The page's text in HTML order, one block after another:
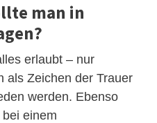
man in
erlaubt – nur
als Zeichen der Trauer
werden. Ebenso
einem